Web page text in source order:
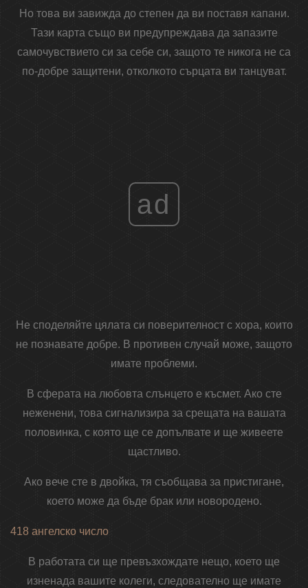
Но това ви завижда до степен да ви поставя капани.
Тази карта също ви предупреждава да запазите
самочувствието си за себе си, защото те никога не са
по-добре защитени, отколкото сърцата ви танцуват.
ad
Не споделяйте цялата си поверителност с хора, които
не познавате добре. В противен случай може, защото
имате проблеми.
В сферата на любовта слънцето е късмет. Ако сте
неженени, това сигнализира за срещата на вашата
половинка, с която ще се допълвате и ще живеете
щастливо.
Ако вече сте в двойка, тя съобщава за пристигане,
което може да бъде брак или новородено.
418 ангелско число
В работата си ще превъзхождате нещо, което ще
изненада вашите колеги, следователно ще имате